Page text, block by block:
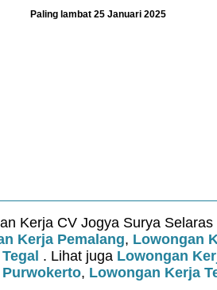
Paling lambat 25 Januari 2025
Kerja CV Jogya Surya Selaras
Kerja Pemalang, Lowongan
. Lihat juga Lowongan
, Lowongan Kerja